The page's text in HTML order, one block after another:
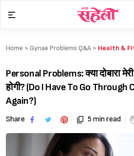
content
Home > Gynae Problems Q&A > Health &
Personal Problems: क्या दोबारा
होगी? (Do I Have To Go
Again?)
Share 5 min read